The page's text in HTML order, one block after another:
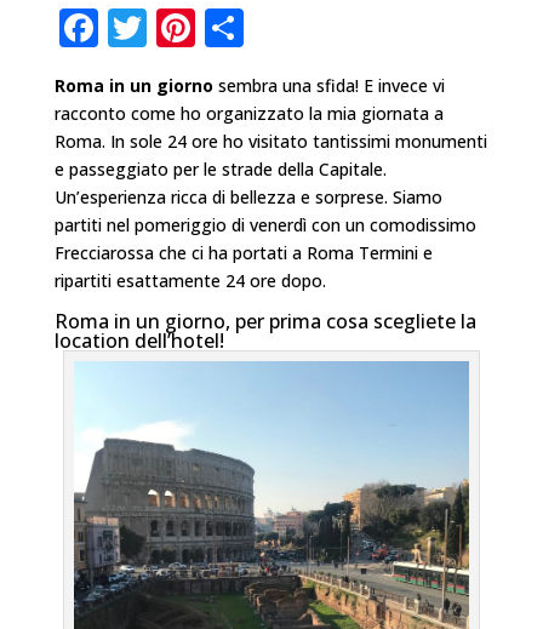
F
a
c
e
b
o
o
k
T
w
it
te
r
Pi
te
r
e
st
C
o
n
di
vi
di
Roma in un giorno sembra una sfida! E invece vi
racconto come ho organizzato la mia giornata a
Roma. In sole 24 ore ho visitato tantissimi monumenti
e passeggiato per le strade della Capitale.
Un’esperienza ricca di bellezza e sorprese. Siamo
partiti nel pomeriggio di venerdì con un comodissimo
Frecciarossa che ci ha portati a Roma Termini e
ripartiti esattamente 24 ore dopo.
Roma in un giorno, per prima cosa scegliete la
location dell’hotel!